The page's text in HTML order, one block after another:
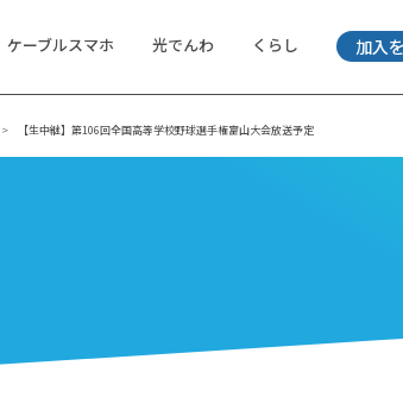
ケーブルスマホ 光でんわ くらし 加入
【生中継】第106回全国高等学校野球選手権富山大会放送予定